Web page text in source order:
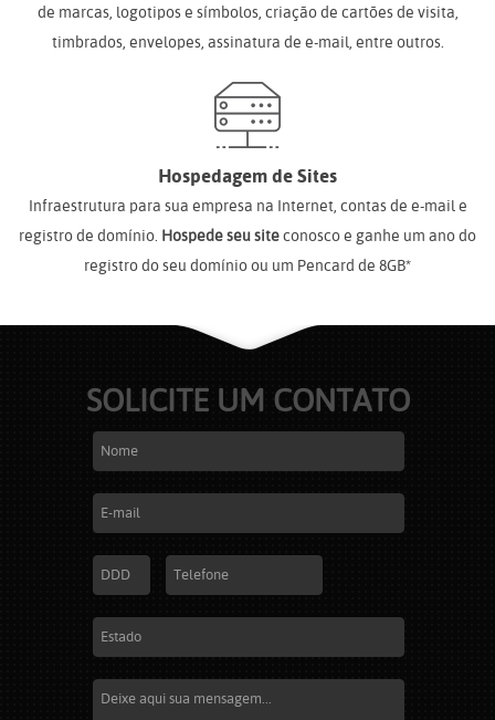
de marcas, logotipos e símbolos, criação de cartões de visita,
timbrados, envelopes, assinatura de e-mail, entre outros.
Hospedagem de Sites
Infraestrutura para sua empresa na Internet, contas de e-mail e
registro de domínio. Hospede seu siteconosco e ganhe um ano do
registro do seu domínio ou um Pencard de 8GB*
SOLICITE UM CONTATO